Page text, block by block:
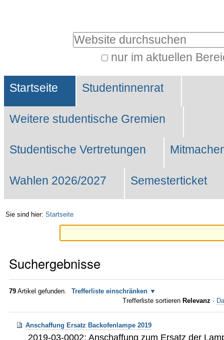
Website durchsuchen
nur im aktuellen
Suche…
Sektionen
Startseite Studentinnenrat
Weitere studentische Gremien
Studentische Vertretungen
Wahlen 2026/2027 Semesterticket
Sie sind hier: Startseite
Suchergebnisse
79 Artikel gefunden.
Trefferliste einschränken
Trefferliste sortieren Relevanz ·
Anschaffung Ersatz Backofenlampe 2019
2019-03-0002: Anschaffung zum Ersatz der